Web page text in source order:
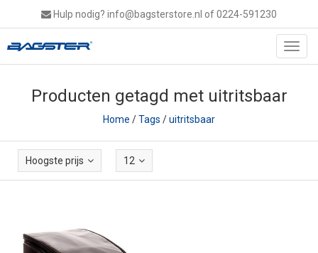
Hulp nodig? info@bagsterstore.nl of 0224-591230
Producten getagd met uitritsbaar
Home /Tags /uitritsbaar
Hoogste prijs 12